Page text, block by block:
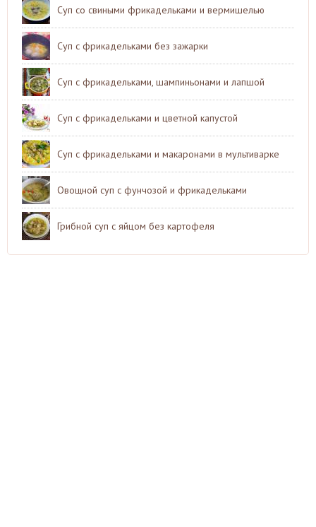
Суп со свиными фрикадельками и вермишелью
Суп с фрикадельками без зажарки
Суп с фрикадельками, шампиньонами и лапшой
Суп с фрикадельками и цветной капустой
Суп с фрикадельками и макаронами в мультиварке
Овощной суп с фунчозой и фрикадельками
Грибной суп с яйцом без картофеля